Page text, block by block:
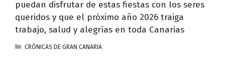
puedan disfrutar de estas fiestas con los seres
queridos y que el próximo año 2026 traiga
trabajo, salud y alegrías en toda Canarias
CATEGORÍAS
CRÓNICAS DE GRAN CANARIA